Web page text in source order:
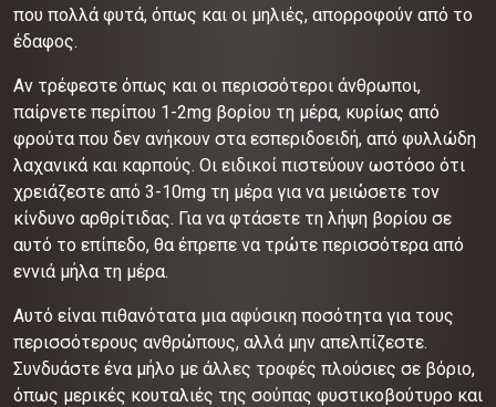
που πολλά φυτά, όπως και οι μηλιές, απορροφούν από το
έδαφος.
Αν τρέφεστε όπως και οι περισσότεροι άνθρωποι,
παίρνετε περίπου 1-2mg βορίου τη μέρα, κυρίως από
φρούτα που δεν ανήκουν στα εσπεριδοειδή, από φυλλώδη
λαχανικά και καρπούς. Οι ειδικοί πιστεύουν ωστόσο ότι
χρειάζεστε από 3-10mg τη μέρα για να μειώσετε τον
κίνδυνο αρθρίτιδας. Για να φτάσετε τη λήψη βορίου σε
αυτό το επίπεδο, θα έπρεπε να τρώτε περισσότερα από
εννιά μήλα τη μέρα.
Αυτό είναι πιθανότατα μια αφύσικη ποσότητα για τους
περισσότερους ανθρώπους, αλλά μην απελπίζεστε.
Συνδυάστε ένα μήλο με άλλες τροφές πλούσιες σε βόριο,
όπως μερικές κουταλιές της σούπας φυστικοβούτυρο και